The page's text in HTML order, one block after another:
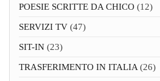
POESIE SCRITTE DA CHICO (12)
SERVIZI TV (47)
SIT-IN (23)
TRASFERIMENTO IN ITALIA (26)